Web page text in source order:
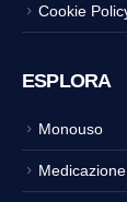
Cookie
ESPLORA
Monouso
Medicazione